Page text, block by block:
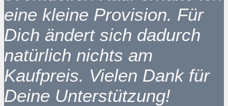
eine kleine Provision. Für
Dich ändert sich dadurch
natürlich nichts am
Kaufpreis. Vielen Dank für
Deine Unterstützung!